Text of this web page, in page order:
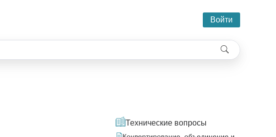
Войти
Технические вопросы